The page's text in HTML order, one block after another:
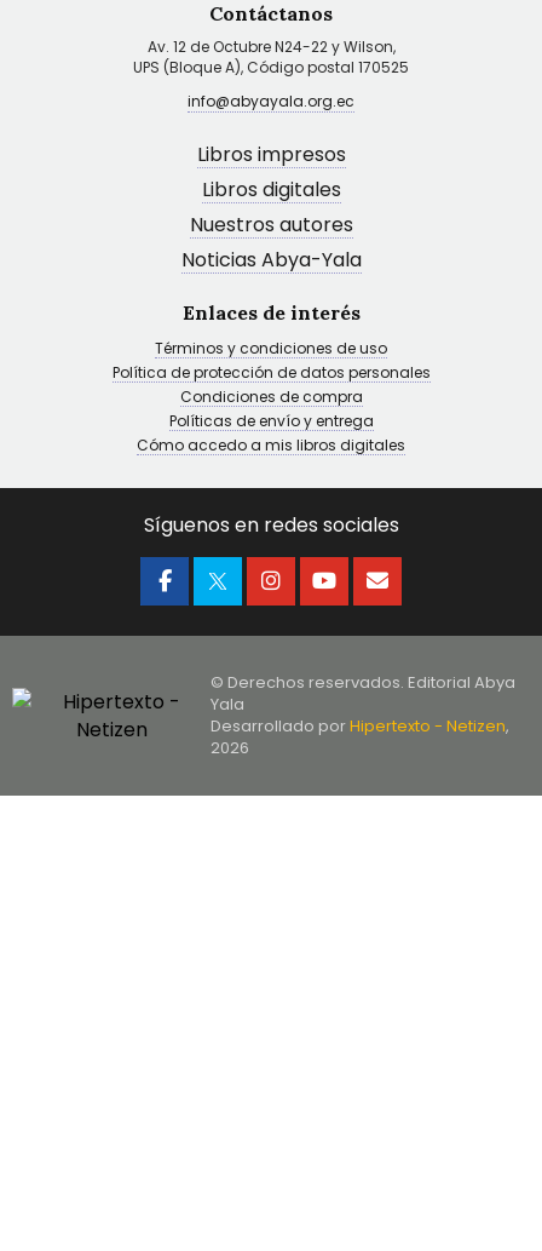
Contáctanos
Av. 12 de Octubre N24-22 y Wilson,
UPS (Bloque A), Código postal 170525
info@abyayala.org.ec
Libros impresos
Libros digitales
Nuestros autores
Noticias Abya-Yala
Enlaces de interés
Términos y condiciones de uso
Política de protección de datos personales
Condiciones de compra
Políticas de envío y entrega
Cómo accedo a mis libros digitales
Síguenos en redes sociales
© Derechos reservados. Editorial Abya
Yala
Desarrollado porHipertexto - Netizen,
2026